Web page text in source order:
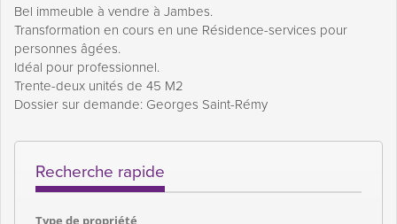
Bel immeuble à vendre à Jambes.
Transformation en cours en une Résidence-services pour
personnes âgées.
Idéal pour professionnel.
Trente-deux unités de 45 M2
Dossier sur demande: Georges Saint-Rémy
Recherche rapide
Type de propriété